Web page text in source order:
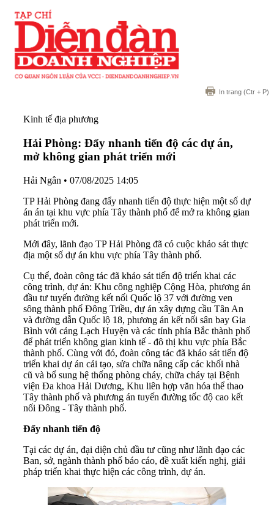
In trang (Ctr + P)
Kinh tế địa phương
Hải Phòng: Đẩy nhanh tiến độ các dự án,
mở không gian phát triển mới
Hải Ngân • 07/08/2025 14:05
TP Hải Phòng đang đẩy nhanh tiến độ thực hiện một số dự
án án tại khu vực phía Tây thành phố để mở ra không gian
phát triển mới.
Mới đây, lãnh đạo TP Hải Phòng đã có cuộc khảo sát thực
địa một số dự án khu vực phía Tây thành phố.
Cụ thể, đoàn công tác đã khảo sát tiến độ triển khai các
công trình, dự án: Khu công nghiệp Cộng Hòa, phương án
đầu tư tuyến đường kết nối Quốc lộ 37 với đường ven
sông thành phố Đông Triều, dự án xây dựng cầu Tân An
và đường dẫn Quốc lộ 18, phương án kết nối sân bay Gia
Bình với cảng Lạch Huyện và các tỉnh phía Bắc thành phố
để phát triển không gian kinh tế - đô thị khu vực phía Bắc
thành phố. Cùng với đó, đoàn công tác đã khảo sát tiến độ
triển khai dự án cải tạo, sửa chữa nâng cấp các khối nhà
cũ và bổ sung hệ thống phòng cháy, chữa cháy tại Bệnh
viện Đa khoa Hải Dương, Khu liên hợp văn hóa thể thao
Tây thành phố và phương án tuyến đường tốc độ cao kết
nối Đông - Tây thành phố.
Đẩy nhanh tiến độ
Tại các dự án, đại diện chủ đầu tư cũng như lãnh đạo các
Ban, sở, ngành thành phố báo cáo, đề xuất kiến nghị, giải
pháp triển khai thực hiện các công trình, dự án.